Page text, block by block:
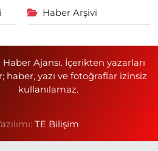
Haber Arşivi
Ajansı. İçerikten yazarları
haber, yazı ve fotoğraflar izinsiz
kullanılamaz.
TE Bilişim